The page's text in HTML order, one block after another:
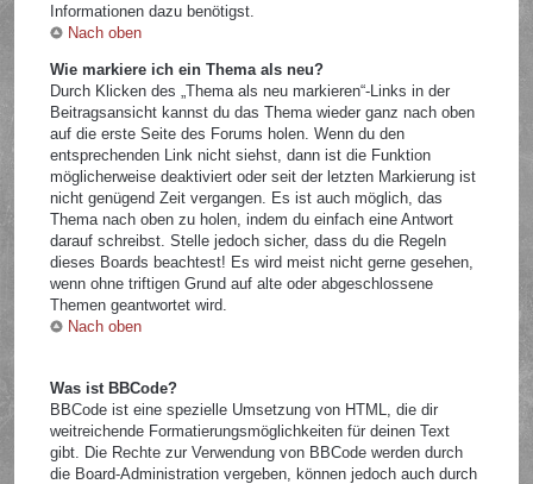
Informationen dazu benötigst.
Nach oben
Wie markiere ich ein Thema als neu?
Durch Klicken des „Thema als neu markieren“-Links in der
Beitragsansicht kannst du das Thema wieder ganz nach oben
auf die erste Seite des Forums holen. Wenn du den
entsprechenden Link nicht siehst, dann ist die Funktion
möglicherweise deaktiviert oder seit der letzten Markierung ist
nicht genügend Zeit vergangen. Es ist auch möglich, das
Thema nach oben zu holen, indem du einfach eine Antwort
darauf schreibst. Stelle jedoch sicher, dass du die Regeln
dieses Boards beachtest! Es wird meist nicht gerne gesehen,
wenn ohne triftigen Grund auf alte oder abgeschlossene
Themen geantwortet wird.
Nach oben
Was ist BBCode?
BBCode ist eine spezielle Umsetzung von HTML, die dir
weitreichende Formatierungsmöglichkeiten für deinen Text
gibt. Die Rechte zur Verwendung von BBCode werden durch
die Board-Administration vergeben, können jedoch auch durch